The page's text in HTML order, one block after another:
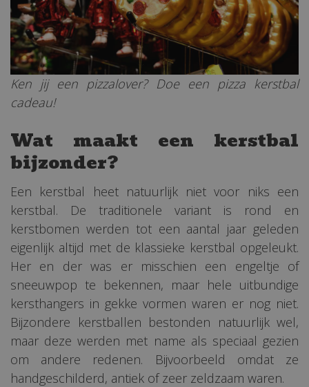
Ken jij een pizzalover? Doe een pizza kerstbal
cadeau!
Wat maakt een kerstbal
bijzonder?
Een kerstbal heet natuurlijk niet voor niks een
kerstbal. De traditionele variant is rond en
kerstbomen werden tot een aantal jaar geleden
eigenlijk altijd met de klassieke kerstbal opgeleukt.
Her en der was er misschien een engeltje of
sneeuwpop te bekennen, maar hele uitbundige
kersthangers in gekke vormen waren er nog niet.
Bijzondere kerstballen bestonden natuurlijk wel,
maar deze werden met name als speciaal gezien
om andere redenen. Bijvoorbeeld omdat ze
handgeschilderd, antiek of zeer zeldzaam waren.